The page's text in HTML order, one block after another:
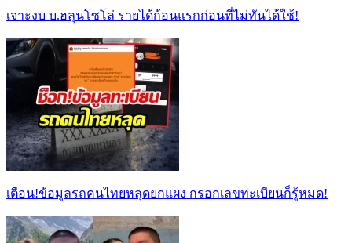
เจาะงบ บ.ฮลุนโซโล่ รายได้ก้อนแรกก่อนที่ไม่ทันได้ใช้!
เตือน!ข้อมูลรถคนไทยหลุดยกแผง กรอกเลขทะเบียนก็รู้หมด!